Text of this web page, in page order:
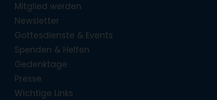
Mitglied werden
Newsletter
Gottesdienste & Events
Spenden & Helfen
Gedenktage
Presse
Wichtige Links